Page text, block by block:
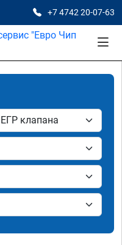
+7 4742 20-07-63